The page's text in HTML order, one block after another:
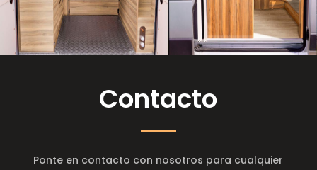
Contacto
Ponte en contacto con nosotros para cualquier